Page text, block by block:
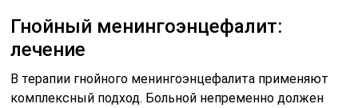
Гнойный менингоэнцефалит:
лечение
В терапии гнойного менингоэнцефалита применяют
комплексный подход. Больной непременно должен